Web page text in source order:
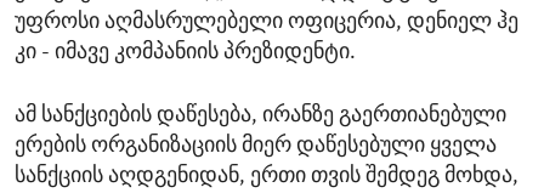
უფროსი აღმასრულებელი ოფიცერია, დენიელ ჰე
კი - იმავე კომპანიის პრეზიდენტი.
ამ სანქციების დაწესება, ირანზე გაერთიანებული
ერების ორგანიზაციის მიერ დაწესებული ყველა
სანქციის აღდგენიდან, ერთი თვის შემდეგ მოხდა,